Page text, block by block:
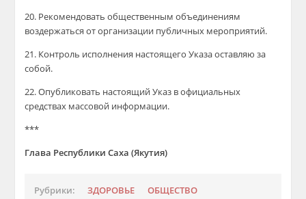
20. Рекомендовать общественным объединениям
воздержаться от организации публичных мероприятий.
21. Контроль исполнения настоящего Указа оставляю за
собой.
22. Опубликовать настоящий Указ в официальных
средствах массовой информации.
***
Глава Республики Саха (Якутия)
Рубрики: ЗДОРОВЬЕ
ОБЩЕСТВО